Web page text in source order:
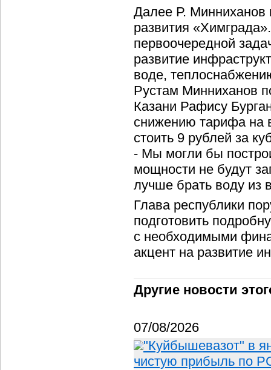
Далее Р. Минниханов
развития
первоочередной
развитие
воде,
Рустам Минниханов
Казани Рафису
снижению тарифа на
стоить 9 рублей за
- Мы могли бы
мощности не будут
лучше брать воду из
Глава республики
подготовить
с необходимыми
акцент на развитие
Другие новости
07/08/2026
"Куйбышевазот" в
чистую прибыль по